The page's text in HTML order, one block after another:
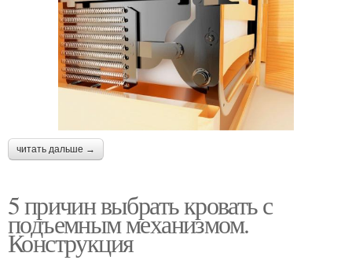
читать дальше →
5 причин выбрать кровать с
подъемным механизмом.
Конструкция